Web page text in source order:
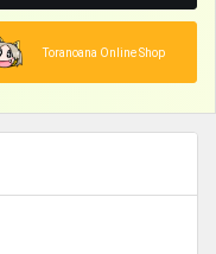
』……青年 役
Toranoana Online Shop